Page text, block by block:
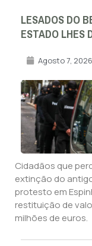
LESADOS DO
ESTADO LHES
Agosto 7, 2026
Cidadãos que
extinção do
protesto em
restituição de
milhões de euros.